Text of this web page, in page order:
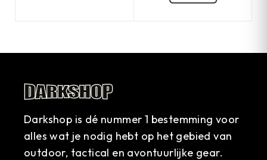
Darkshop is dé nummer 1 bestemming voor
alles wat je nodig hebt op het gebied van
outdoor, tactical en avontuurlijke gear.